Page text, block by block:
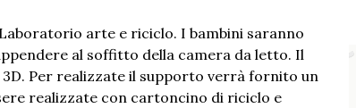
Laboratorio arte e riciclo. I bambini saranno
al soffitto della camera da letto. Il
Per realizzate il supporto verrà fornito un
realizzate con cartoncino di riciclo e